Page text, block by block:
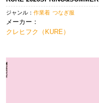
ジャンル： 作業着 つなぎ服
メーカー：
クレヒフク（KURE）